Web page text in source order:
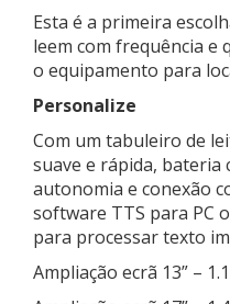
Esta é a primeira
leem com frequência
o equipamento para
Personalize
Com um tabuleiro de
suave e rápida, bateria
autonomia e conexão
software TTS para PC
para processar texto
Ampliação ecrã 13” –